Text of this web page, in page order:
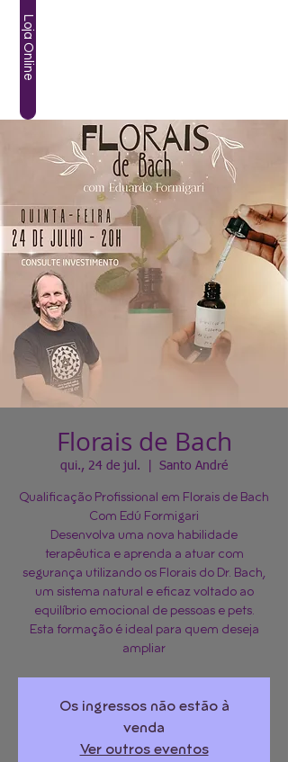
Loja Online
Florais de Bach
qui., 24 de jul. Santo André
Qualificação Profissional em Florais de Bach
Com Edú Formigari
Desenvolva uma nova habilidade
terapêutica e aprenda a atuar com
segurança utilizando os Florais do Dr. Bach,
um sistema natural e eficaz voltado ao
equilíbrio emocional de pessoas e pets.
Esta formação é ideal para quem deseja
Os ingressos não estão à
venda
Ver outros eventos